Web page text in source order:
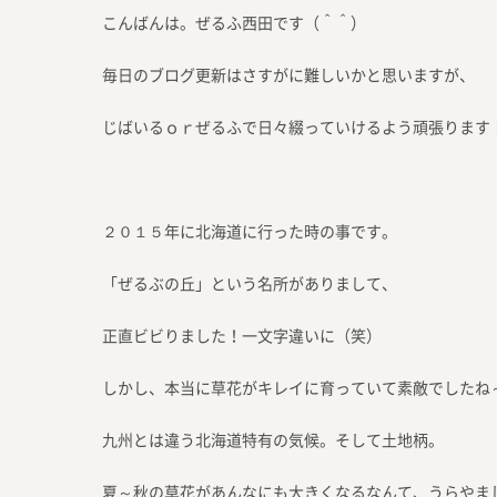
こんばんは。ぜるふ西田です（＾＾）
毎日のブログ更新はさすがに難しいかと思いますが、
じばいるｏｒぜるふで日々綴っていけるよう頑張ります
２０１５年に北海道に行った時の事です。
「ぜるぶの丘」という名所がありまして、
正直ビビりました！一文字違いに（笑）
しかし、本当に草花がキレイに育っていて素敵でしたね
九州とは違う北海道特有の気候。そして土地柄。
夏～秋の草花があんなにも大きくなるなんて、うらやま